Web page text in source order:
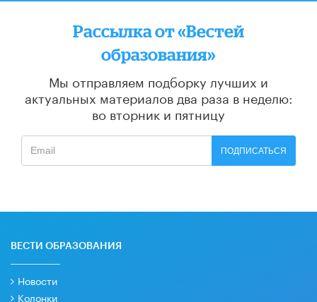
Рассылка от «Вестей
образования»
Мы отправляем подборку лучших и
актуальных материалов два раза в неделю:
во вторник и пятницу
ПОДПИСАТЬСЯ
ВЕСТИ ОБРАЗОВАНИЯ
Новости
Колонки